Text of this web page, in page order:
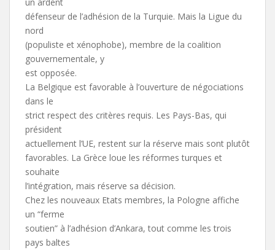
défenseur de l’adhésion de la Turquie. Mais la Ligue du
nord
(populiste et xénophobe), membre de la coalition
gouvernementale, y
est opposée.
La Belgique est favorable à l’ouverture de négociations
dans le
strict respect des critères requis. Les Pays-Bas, qui
président
actuellement l’UE, restent sur la réserve mais sont plutôt
favorables. La Grèce loue les réformes turques et
souhaite
l’intégration, mais réserve sa décision.
Chez les nouveaux Etats membres, la Pologne affiche
un “ferme
soutien” à l’adhésion d’Ankara, tout comme les trois
pays baltes